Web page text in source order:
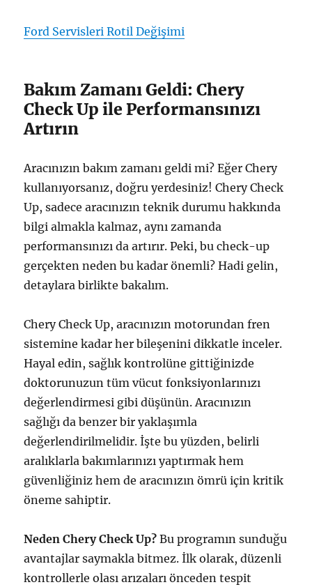
Ford Servisleri Rotil Değişimi
Bakım Zamanı Geldi: Chery
Check Up ile Performansınızı
Artırın
Aracınızın bakım zamanı geldi mi? Eğer Chery
kullanıyorsanız, doğru yerdesiniz! Chery Check
Up, sadece aracınızın teknik durumu hakkında
bilgi almakla kalmaz, aynı zamanda
performansınızı da artırır. Peki, bu check-up
gerçekten neden bu kadar önemli? Hadi gelin,
detaylara birlikte bakalım.
Chery Check Up, aracınızın motorundan fren
sistemine kadar her bileşenini dikkatle inceler.
Hayal edin, sağlık kontrolüne gittiğinizde
doktorunuzun tüm vücut fonksiyonlarınızı
değerlendirmesi gibi düşünün. Aracınızın
sağlığı da benzer bir yaklaşımla
değerlendirilmelidir. İşte bu yüzden, belirli
aralıklarla bakımlarınızı yaptırmak hem
güvenliğiniz hem de aracınızın ömrü için kritik
öneme sahiptir.
Neden Chery Check Up? Bu programın sunduğu
avantajlar saymakla bitmez. İlk olarak, düzenli
kontrollerle olası arızaları önceden tespit